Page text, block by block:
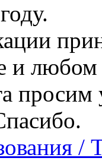
и
просим
/